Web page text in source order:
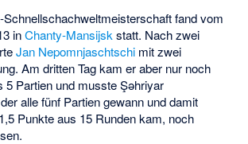
fand vom
inChanty-Mansijsk statt. Nach zwei
Jan Nepomnjaschtschi mit zwei
Am dritten Tag kam er aber nur noch
5 Partien und musste Şəhriyar
alle fünf Partien gewann und damit
Punkte aus 15 Runden kam, noch